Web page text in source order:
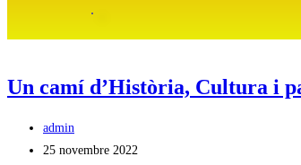
Un camí d’Història, Cultura i
admin
25 novembre 2022